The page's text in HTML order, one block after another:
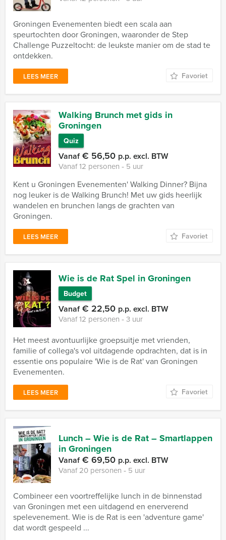
Groningen Evenementen biedt een scala aan
speurtochten door Groningen, waaronder de Step
Challenge Puzzeltocht: de leukste manier om de stad te
ontdekken.
LEES MEER Favoriet
Walking Brunch met gids in
Groningen
Quiz
Vanaf€ 56,50 p.p. excl. BTW
Vanaf 12 personen ‐ 5 uur
Kent u Groningen Evenementen' Walking Dinner? Bijna
nog leuker is de Walking Brunch! Met uw gids heerlijk
wandelen en brunchen langs de grachten van
Groningen.
LEES MEER Favoriet
Wie is de Rat Spel in Groningen
Budget
Vanaf€ 22,50 p.p. excl. BTW
Vanaf 12 personen ‐ 3 uur
Het meest avontuurlijke groepsuitje met vrienden,
familie of collega's vol uitdagende opdrachten, dat is in
essentie ons populaire 'Wie is de Rat' van Groningen
Evenementen.
LEES MEER Favoriet
Lunch – Wie is de Rat – Smartlappen
in Groningen
Vanaf€ 69,50 p.p. excl. BTW
Vanaf 20 personen ‐ 5 uur
Combineer een voortreffelijke lunch in de binnenstad
van Groningen met een uitdagend en enerverend
spelevenement. Wie is de Rat is een 'adventure game'
dat wordt gespeeld ...